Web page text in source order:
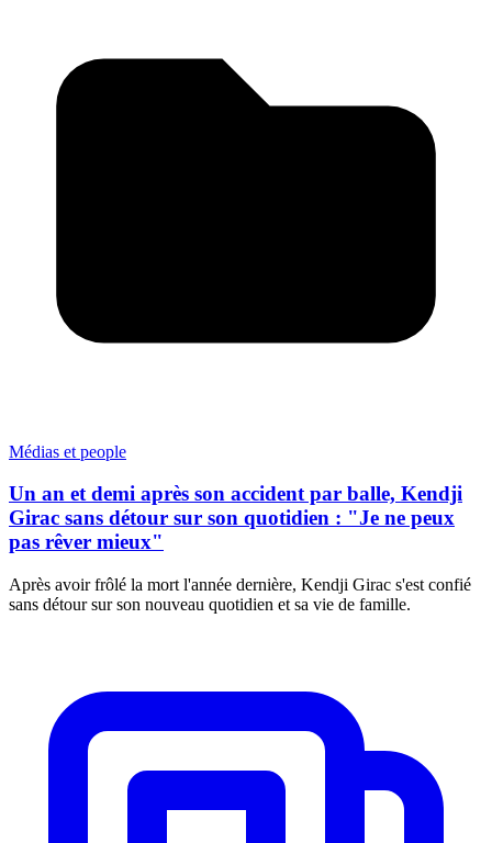
Médias et people
Un an et demi après son accident par balle, Kendji
Girac sans détour sur son quotidien : "Je ne peux
pas rêver mieux"
Après avoir frôlé la mort l'année dernière, Kendji Girac s'est confié
sans détour sur son nouveau quotidien et sa vie de famille.